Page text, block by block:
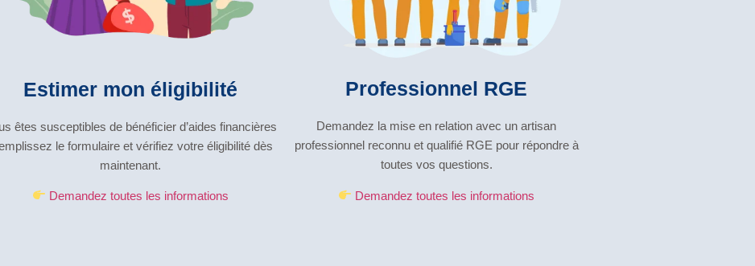
Estimer mon éligibilité
êtes susceptibles de bénéficier d’aides financières
le formulaire et vérifiez votre éligibilité dès
maintenant.
Demandez toutes les informations
Professionnel RGE
Demandez la mise en relation avec un artisan
professionnel reconnu et qualifié RGE pour répondre à
toutes vos questions.
Demandez toutes les informations